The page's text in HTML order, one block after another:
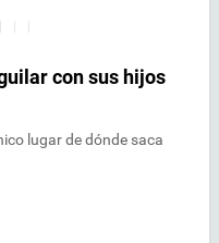
con sus hijos
lugar de dónde saca